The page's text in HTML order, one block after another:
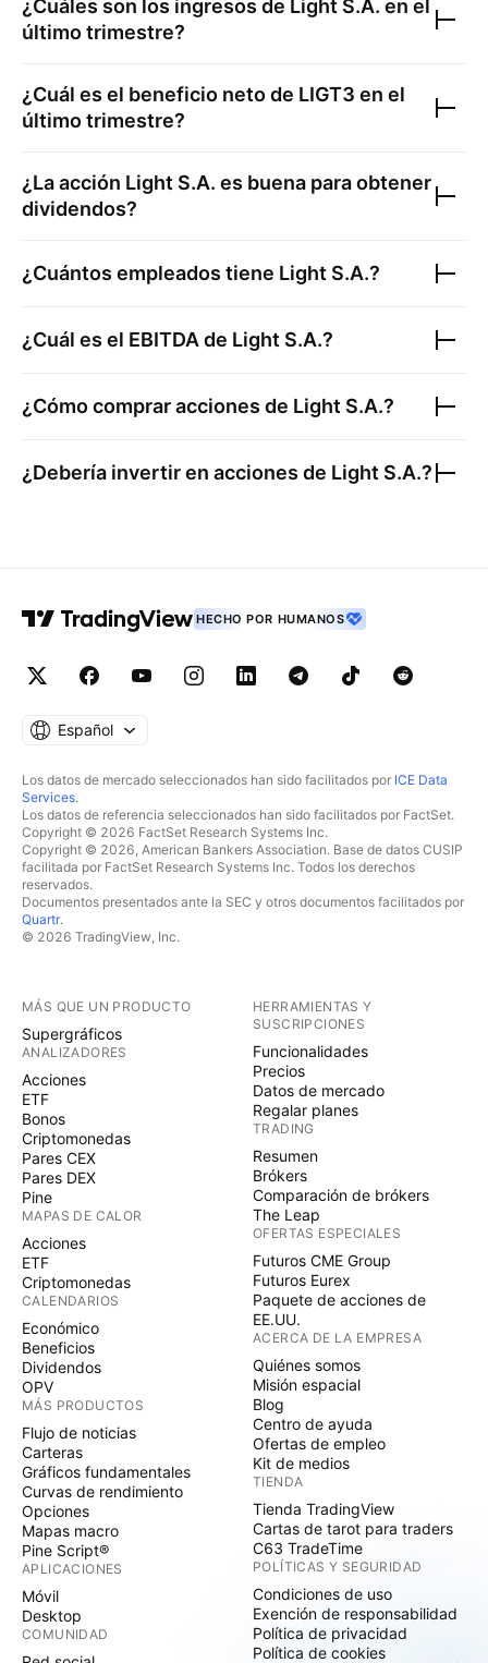
¿Cuáles son los ingresos de Light S.A. en el
último trimestre?
¿Cuál es el beneficio neto de LIGT3 en el
último trimestre?
¿La acción Light S.A. es buena para obtener
dividendos?
¿Cuántos empleados tiene Light S.A.?
¿Cuál es el EBITDA de Light S.A.?
¿Cómo comprar acciones de Light S.A.?
¿Debería invertir en acciones de Light S.A.?
HECHO POR HUMANOS
Español
Los datos de mercado seleccionados han sido facilitados por ICE Data
Services.
Los datos de referencia seleccionados han sido facilitados por FactSet.
Copyright © 2026 FactSet Research Systems Inc.
Copyright © 2026, American Bankers Association. Base de datos CUSIP
facilitada por FactSet Research Systems Inc. Todos los derechos
reservados.
Documentos presentados ante la SEC y otros documentos facilitados por
Quartr.
© 2026 TradingView, Inc.
MÁS QUE UN PRODUCTO
Supergráficos
ANALIZADORES
Acciones
ETF
Bonos
Criptomonedas
Pares CEX
Pares DEX
Pine
MAPAS DE CALOR
Acciones
ETF
Criptomonedas
CALENDARIOS
Económico
Beneficios
Dividendos
OPV
MÁS PRODUCTOS
Flujo de noticias
Carteras
Gráficos fundamentales
Curvas de rendimiento
Opciones
Mapas macro
Pine Script®
APLICACIONES
Móvil
Desktop
COMUNIDAD
HERRAMIENTAS Y
SUSCRIPCIONES
Funcionalidades
Precios
Datos de mercado
Regalar planes
TRADING
Resumen
Brókers
Comparación de brókers
The Leap
OFERTAS ESPECIALES
Futuros CME Group
Futuros Eurex
Paquete de acciones de
EE.UU.
ACERCA DE LA EMPRESA
Quiénes somos
Misión espacial
Blog
Centro de ayuda
Ofertas de empleo
Kit de medios
TIENDA
Tienda TradingView
Cartas de tarot para traders
C63 TradeTime
POLÍTICAS Y SEGURIDAD
Condiciones de uso
Exención de responsabilidad
Política de privacidad
Política de cookies